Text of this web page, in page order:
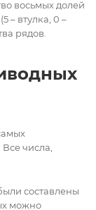
восьмых долей
– втулка, 0 –
рядов.
числа,
составлены
можно